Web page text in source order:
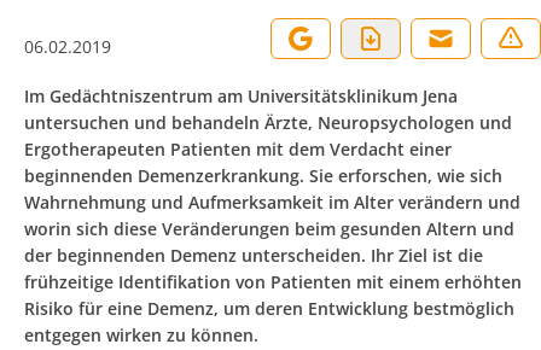
06.02.2019
Im Gedächtniszentrum am Universitätsklinikum Jena
untersuchen und behandeln Ärzte, Neuropsychologen und
Ergotherapeuten Patienten mit dem Verdacht einer
beginnenden Demenzerkrankung. Sie erforschen, wie sich
Wahrnehmung und Aufmerksamkeit im Alter verändern und
worin sich diese Veränderungen beim gesunden Altern und
der beginnenden Demenz unterscheiden. Ihr Ziel ist die
frühzeitige Identifikation von Patienten mit einem erhöhten
Risiko für eine Demenz, um deren Entwicklung bestmöglich
entgegen wirken zu können.